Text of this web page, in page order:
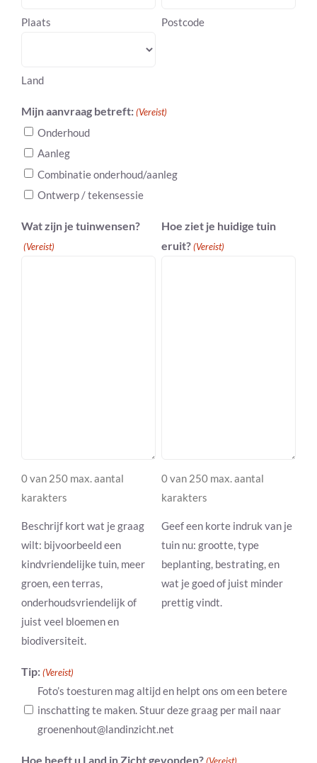
Plaats Postcode
Land
Mijn aanvraag betreft: (Vereist)
Onderhoud
Aanleg
Combinatie onderhoud/aanleg
Ontwerp / tekensessie
Wat zijn je tuinwensen?
(Vereist)
0 van 250 max. aantal
karakters
Beschrijf kort wat je graag
wilt: bijvoorbeeld een
kindvriendelijke tuin, meer
groen, een terras,
onderhoudsvriendelijk of
juist veel bloemen en
biodiversiteit.
Hoe ziet je huidige tuin
eruit? (Vereist)
0 van 250 max. aantal
karakters
Geef een korte indruk van je
tuin nu: grootte, type
beplanting, bestrating, en
wat je goed of juist minder
prettig vindt.
Tip: (Vereist)
Foto’s toesturen mag altijd en helpt ons om een betere
inschatting te maken. Stuur deze graag per mail naar
groenenhout@landinzicht.net
Hoe heeft u Land in Zicht gevonden?